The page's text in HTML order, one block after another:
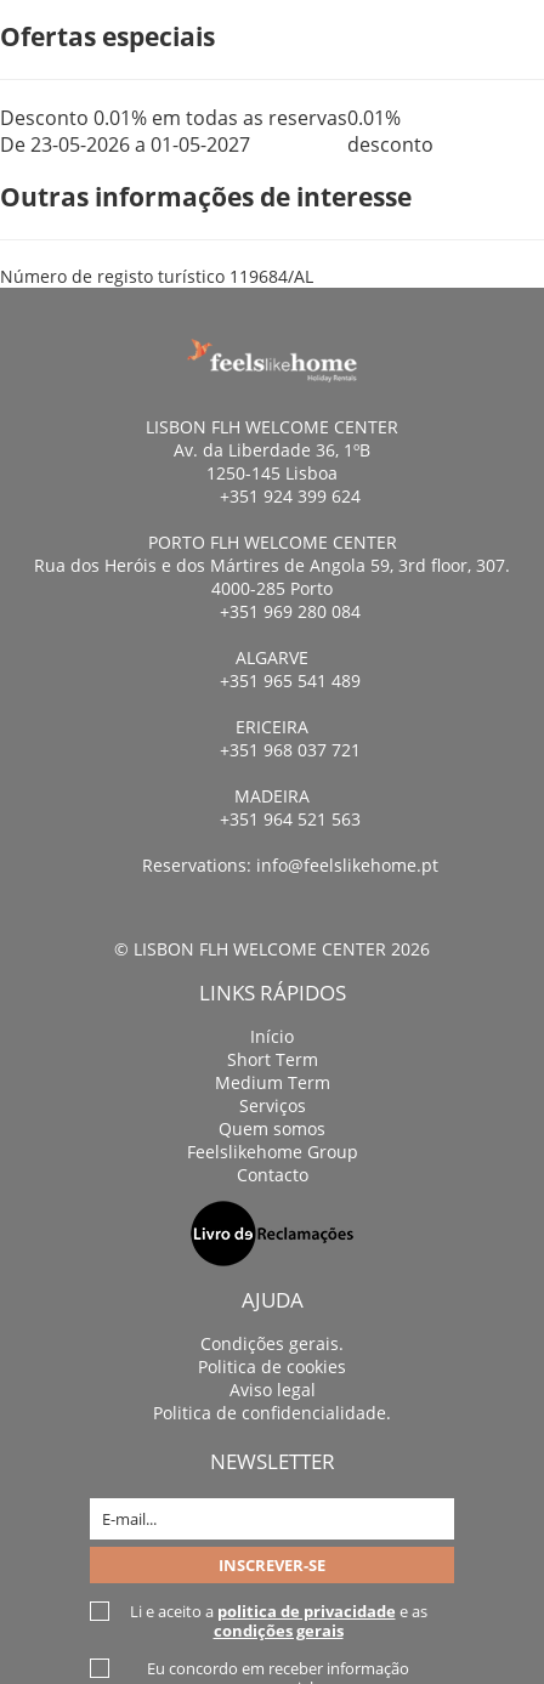
Ofertas especiais
Desconto 0.01% em todas as reservas
De 23-05-2026 a 01-05-2027
0.01%
desconto
Outras informações de interesse
Número de registo turístico 119684/AL
LISBON FLH WELCOME CENTER
Av. da Liberdade 36, 1ºB
1250-145 Lisboa
+351 924 399 624
PORTO FLH WELCOME CENTER
Rua dos Heróis e dos Mártires de Angola 59, 3rd floor, 307.
4000-285 Porto
+351 969 280 084
ALGARVE
+351 965 541 489
ERICEIRA
+351 968 037 721
MADEIRA
+351 964 521 563
Reservations: info@feelslikehome.pt
© LISBON FLH WELCOME CENTER 2026
LINKS RÁPIDOS
Início
Short Term
Medium Term
Serviços
Quem somos
Feelslikehome Group
Contacto
AJUDA
Condições gerais.
Politica de cookies
Aviso legal
Politica de confidencialidade.
NEWSLETTER
Li e aceito a politica de privacidade e as
condições gerais
Eu concordo em receber informação